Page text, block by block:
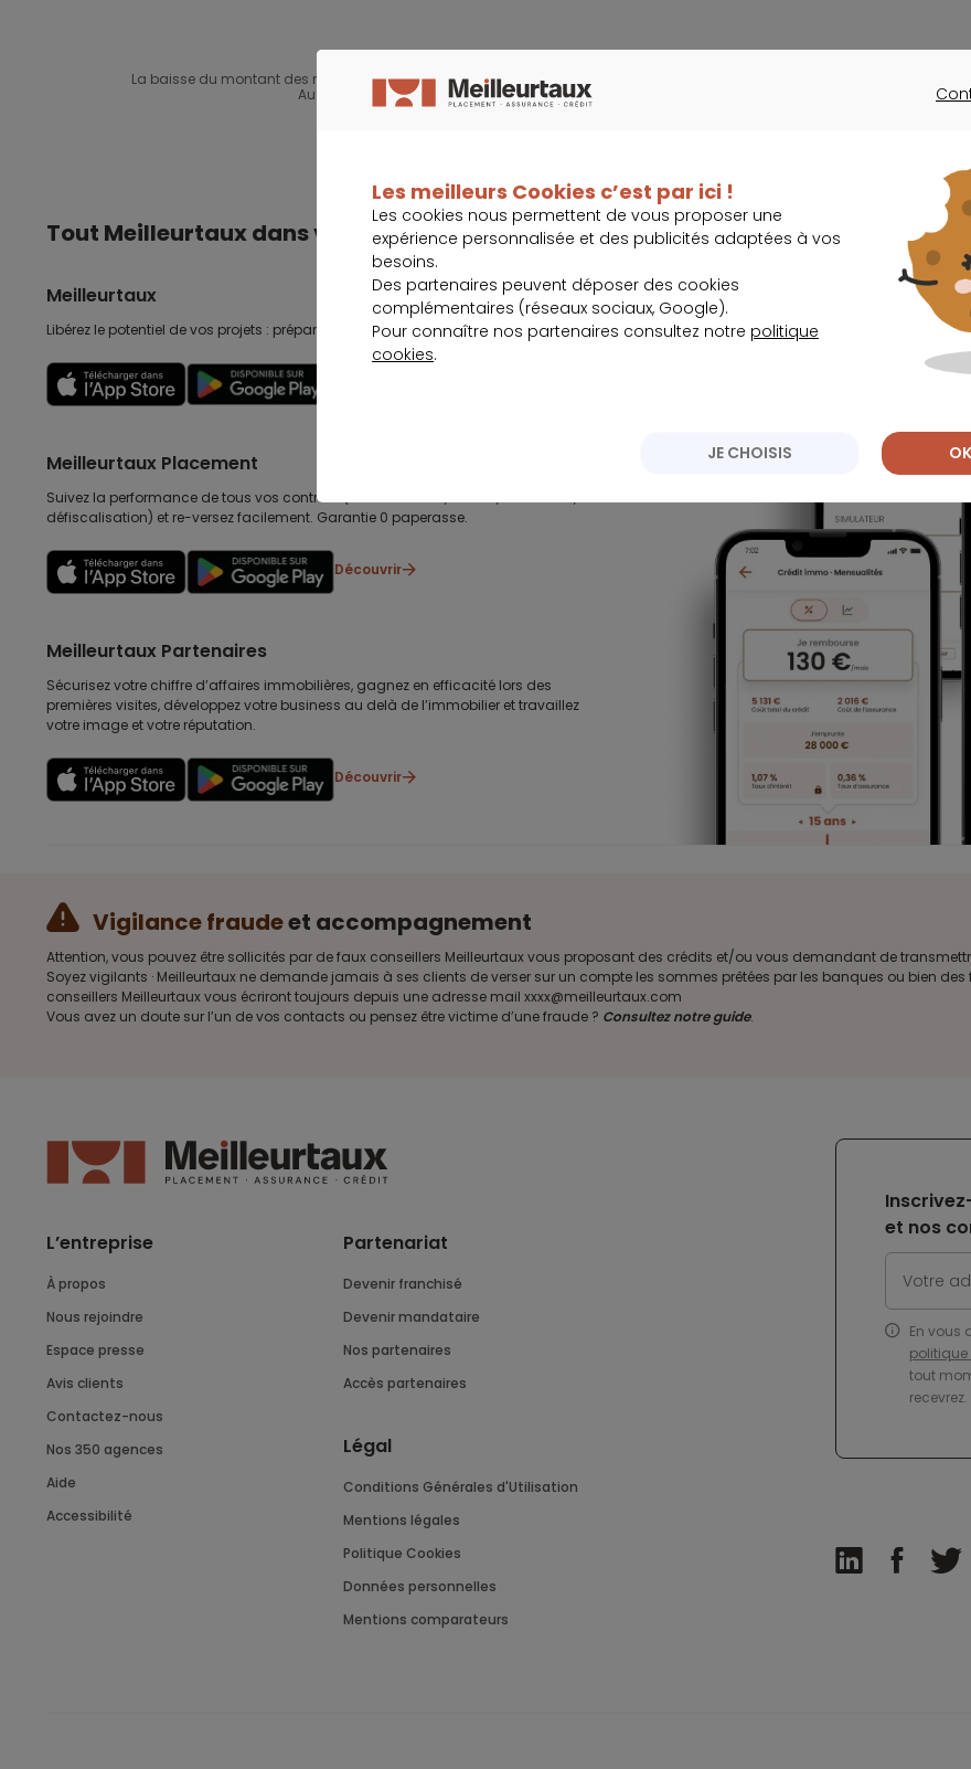
La baisse du montant des mensualités suppose un allongement de la durée de remboursement et une majoration du coût
Aucun versement, de quelque nature que ce soit, ne peut être exigé d'un particulier, avant
Tout Meilleurtaux dans votre poche
Meilleurtaux
Libérez le potentiel de vos projets : préparez-les, suivez-les, accomplissez-les.
Meilleurtaux Placement
Suivez la performance de tous vos contrats (assurance vie, retraite, immobilier,
défiscalisation) et re-versez facilement. Garantie 0 paperasse.
Découvrir
Meilleurtaux Partenaires
Sécurisez votre chiffre d’affaires immobilières, gagnez en efficacité lors des
premières visites, développez votre business au delà de l’immobilier et travaillez
votre image et votre réputation.
Découvrir
Vigilance fraudeet accompagnement
Attention, vous pouvez être sollicités par de faux conseillers Meilleurtaux vous proposant des crédits et/ou vous demandant de
Soyez vigilants · Meilleurtaux ne demande jamais à ses clients de verser sur un compte les sommes prêtées par les banques ou bien
conseillers Meilleurtaux vous écriront toujours depuis une adresse mail xxxx@meilleurtaux.com
Vous avez un doute sur l’un de vos contacts ou pensez être victime d’une fraude ? Consultez notre guide.
L’entreprise
À propos
Nous rejoindre
Espace presse
Avis clients
Contactez-nous
Nos 350 agences
Aide
Accessibilité
Partenariat
Devenir franchisé
Devenir mandataire
Nos partenaires
Accès partenaires
Légal
Conditions Générales d'Utilisation
Mentions légales
Politique Cookies
Données personnelles
Mentions comparateurs
et nos
En vous
politique
tout
recevrez.
Les meilleurs Cookies c’est par ici !
Les cookies nous permettent de vous proposer une
expérience personnalisée et des publicités adaptées à vos
besoins.
Des partenaires peuvent déposer des cookies
complémentaires (réseaux sociaux, Google).
Pour connaître nos partenaires consultez notre politique
cookies.
JE CHOISIS